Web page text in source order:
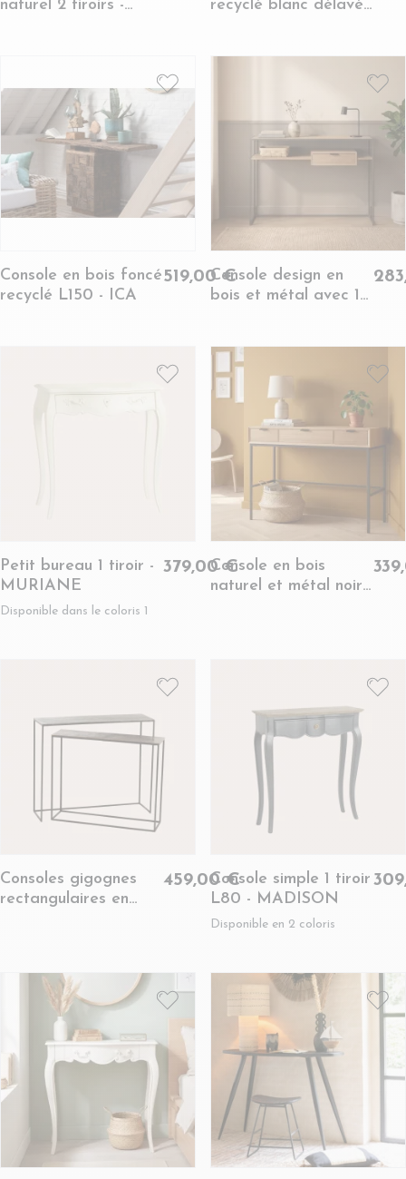
naturel 2 tiroirs -
recyclé blanc délavé
Console en bois foncé
recyclé L150 - ICA
519,00 €Console design en
bois et métal avec 1
Petit bureau 1 tiroir -
MURIANE
Disponible dans le coloris 1
379,00 €Console en bois
naturel et métal noir
Consoles gigognes
rectangulaires en
459,00 €Console simple 1 tiroir
L80 - MADISON
Disponible en 2 coloris